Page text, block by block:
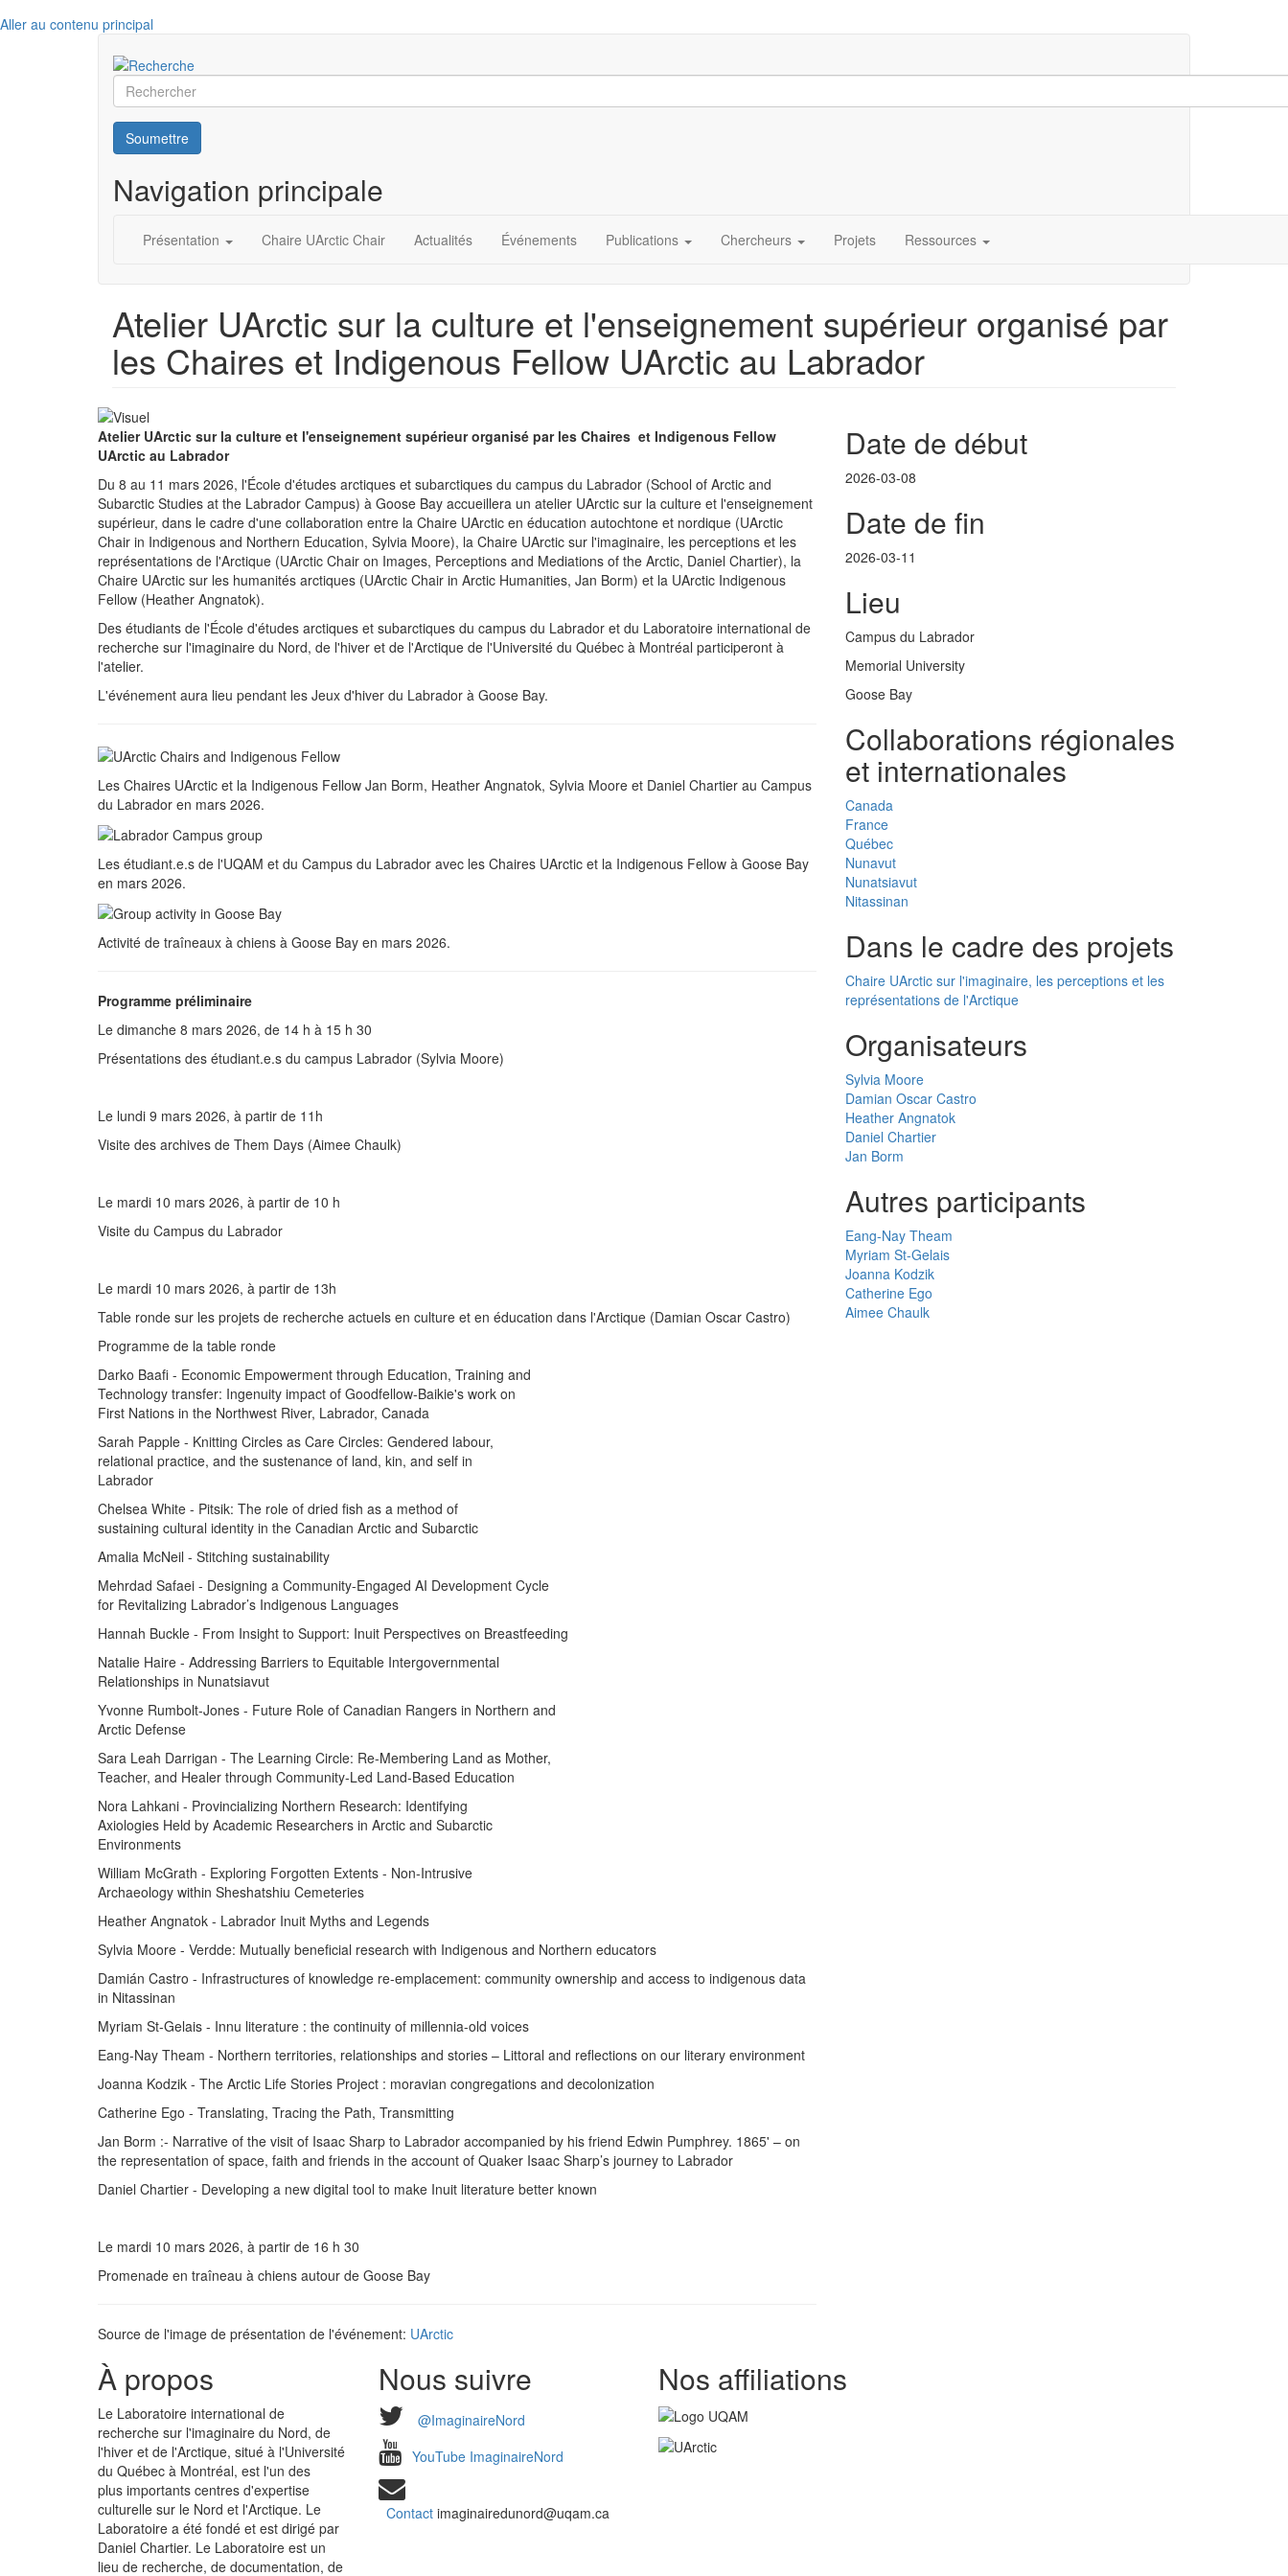
Aller au contenu principal
Rechercher
Soumettre
Navigation principale
Présentation Chaire UArctic Chair Actualités Événements Publications Chercheurs Projets Ressources
Atelier UArctic sur la culture et l'enseignement supérieur organisé par
les Chaires et Indigenous Fellow UArctic au Labrador
Atelier UArctic sur la culture et l'enseignement supérieur organisé par les Chaires et Indigenous Fellow
UArctic au Labrador
Du 8 au 11 mars 2026, l'École d'études arctiques et subarctiques du campus du Labrador (School of Arctic and
Subarctic Studies at the Labrador Campus) à Goose Bay accueillera un atelier UArctic sur la culture et l'enseignement
supérieur, dans le cadre d'une collaboration entre la Chaire UArctic en éducation autochtone et nordique (UArctic
Chair in Indigenous and Northern Education, Sylvia Moore), la Chaire UArctic sur l'imaginaire, les perceptions et les
représentations de l'Arctique (UArctic Chair on Images, Perceptions and Mediations of the Arctic, Daniel Chartier), la
Chaire UArctic sur les humanités arctiques (UArctic Chair in Arctic Humanities, Jan Borm) et la UArctic Indigenous
Fellow (Heather Angnatok).
Des étudiants de l'École d'études arctiques et subarctiques du campus du Labrador et du Laboratoire international de
recherche sur l'imaginaire du Nord, de l'hiver et de l'Arctique de l'Université du Québec à Montréal participeront à
l'atelier.
L'événement aura lieu pendant les Jeux d'hiver du Labrador à Goose Bay.
Les Chaires UArctic et la Indigenous Fellow Jan Borm, Heather Angnatok, Sylvia Moore et Daniel Chartier au Campus
du Labrador en mars 2026.
Les étudiant.e.s de l'UQAM et du Campus du Labrador avec les Chaires UArctic et la Indigenous Fellow à Goose Bay
en mars 2026.
Activité de traîneaux à chiens à Goose Bay en mars 2026.
Programme préliminaire
Le dimanche 8 mars 2026, de 14 h à 15 h 30
Présentations des étudiant.e.s du campus Labrador (Sylvia Moore)
Le lundi 9 mars 2026, à partir de 11h
Visite des archives de Them Days (Aimee Chaulk)
Le mardi 10 mars 2026, à partir de 10 h
Visite du Campus du Labrador
Le mardi 10 mars 2026, à partir de 13h
Table ronde sur les projets de recherche actuels en culture et en éducation dans l'Arctique (Damian Oscar Castro)
Programme de la table ronde
Darko Baafi - Economic Empowerment through Education, Training and
Technology transfer: Ingenuity impact of Goodfellow-Baikie's work on
First Nations in the Northwest River, Labrador, Canada
Sarah Papple - Knitting Circles as Care Circles: Gendered labour,
relational practice, and the sustenance of land, kin, and self in
Labrador
Chelsea White - Pitsik: The role of dried fish as a method of
sustaining cultural identity in the Canadian Arctic and Subarctic
Amalia McNeil - Stitching sustainability
Mehrdad Safaei - Designing a Community-Engaged AI Development Cycle
for Revitalizing Labrador’s Indigenous Languages
Hannah Buckle - From Insight to Support: Inuit Perspectives on Breastfeeding
Natalie Haire - Addressing Barriers to Equitable Intergovernmental
Relationships in Nunatsiavut
Yvonne Rumbolt-Jones - Future Role of Canadian Rangers in Northern and
Arctic Defense
Sara Leah Darrigan - The Learning Circle: Re-Membering Land as Mother,
Teacher, and Healer through Community-Led Land-Based Education
Nora Lahkani - Provincializing Northern Research: Identifying
Axiologies Held by Academic Researchers in Arctic and Subarctic
Environments
William McGrath - Exploring Forgotten Extents - Non-Intrusive
Archaeology within Sheshatshiu Cemeteries
Heather Angnatok - Labrador Inuit Myths and Legends
Sylvia Moore - Verdde: Mutually beneficial research with Indigenous and Northern educators
Damián Castro - Infrastructures of knowledge re-emplacement: community ownership and access to indigenous data
in Nitassinan
Myriam St-Gelais - Innu literature : the continuity of millennia-old voices
Eang-Nay Theam - Northern territories, relationships and stories – Littoral and reflections on our literary environment
Joanna Kodzik - The Arctic Life Stories Project : moravian congregations and decolonization
Catherine Ego - Translating, Tracing the Path, Transmitting
Jan Borm :- Narrative of the visit of Isaac Sharp to Labrador accompanied by his friend Edwin Pumphrey. 1865' – on
the representation of space, faith and friends in the account of Quaker Isaac Sharp’s journey to Labrador
Daniel Chartier - Developing a new digital tool to make Inuit literature better known
Le mardi 10 mars 2026, à partir de 16 h 30
Promenade en traîneau à chiens autour de Goose Bay
Source de l'image de présentation de l'événement: UArctic
Date de début
2026-03-08
Date de fin
2026-03-11
Lieu
Campus du Labrador
Memorial University
Goose Bay
Collaborations régionales
et internationales
Canada
France
Québec
Nunavut
Nunatsiavut
Nitassinan
Dans le cadre des projets
Chaire UArctic sur l'imaginaire, les perceptions et les
représentations de l'Arctique
Organisateurs
Sylvia Moore
Damian Oscar Castro
Heather Angnatok
Daniel Chartier
Jan Borm
Autres participants
Eang-Nay Theam
Myriam St-Gelais
Joanna Kodzik
Catherine Ego
Aimee Chaulk
À propos
Le Laboratoire international de
recherche sur l'imaginaire du Nord, de
l'hiver et de l'Arctique, situé à l'Université
du Québec à Montréal, est l'un des
plus importants centres d'expertise
culturelle sur le Nord et l'Arctique. Le
Laboratoire a été fondé et est dirigé par
Daniel Chartier. Le Laboratoire est un
lieu de recherche, de documentation, de
Nous suivre
@ImaginaireNord
YouTube ImaginaireNord
Contactimaginairedunord@uqam.ca
Nos affiliations